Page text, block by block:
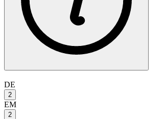
DE
2
EM
2